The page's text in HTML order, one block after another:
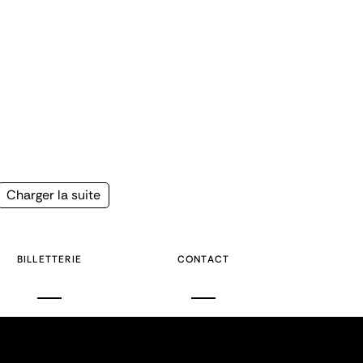
Page
Charger la suite
BILLETTERIE CONTACT